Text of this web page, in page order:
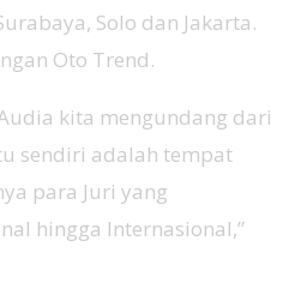
Solo dan Jakarta.
Oto Trend.
kita mengundang dari
sendiri adalah tempat
para Juri yang
hingga Internasional,”